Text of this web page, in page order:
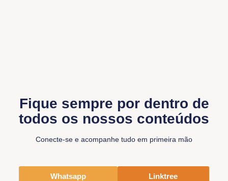
Fique sempre por dentro de
todos os nossos conteúdos
Conecte-se e acompanhe tudo em primeira mão
Whatsapp Linktree